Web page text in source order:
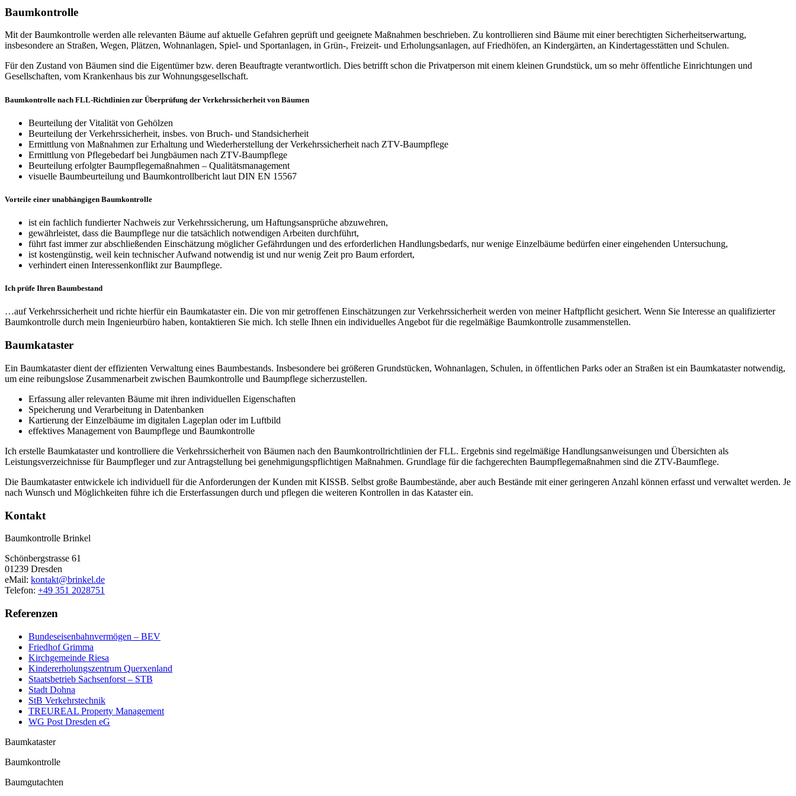
Baumkontrolle
Mit der Baumkontrolle werden alle relevanten Bäume auf aktuelle Gefahren geprüft und geeignete Maßnahmen beschrieben. Zu kontrollieren sind Bäume mit einer berechtigten Sicherheitserwartung,
insbesondere an Straßen, Wegen, Plätzen, Wohnanlagen, Spiel- und Sportanlagen, in Grün-, Freizeit- und Erholungsanlagen, auf Friedhöfen, an Kindergärten, an Kindertagesstätten und Schulen.
Für den Zustand von Bäumen sind die Eigentümer bzw. deren Beauftragte verantwortlich. Dies betrifft schon die Privatperson mit einem kleinen Grundstück, um so mehr öffentliche Einrichtungen und
Gesellschaften, vom Krankenhaus bis zur Wohnungsgesellschaft.
Baumkontrolle nach FLL-Richtlinien zur Überprüfung der Verkehrssicherheit von Bäumen
Beurteilung der Vitalität von Gehölzen
Beurteilung der Verkehrssicherheit, insbes. von Bruch- und Standsicherheit
Ermittlung von Maßnahmen zur Erhaltung und Wiederherstellung der Verkehrssicherheit nach ZTV-Baumpflege
Ermittlung von Pflegebedarf bei Jungbäumen nach ZTV-Baumpflege
Beurteilung erfolgter Baumpflegemaßnahmen – Qualitätsmanagement
visuelle Baumbeurteilung und Baumkontrollbericht laut DIN EN 15567
Vorteile einer unabhängigen Baumkontrolle
ist ein fachlich fundierter Nachweis zur Verkehrssicherung, um Haftungsansprüche abzuwehren,
gewährleistet, dass die Baumpflege nur die tatsächlich notwendigen Arbeiten durchführt,
führt fast immer zur abschließenden Einschätzung möglicher Gefährdungen und des erforderlichen Handlungsbedarfs, nur wenige Einzelbäume bedürfen einer eingehenden Untersuchung,
ist kostengünstig, weil kein technischer Aufwand notwendig ist und nur wenig Zeit pro Baum erfordert,
verhindert einen Interessenkonflikt zur Baumpflege.
Ich prüfe Ihren Baumbestand
…auf Verkehrssicherheit und richte hierfür ein Baumkataster ein. Die von mir getroffenen Einschätzungen zur Verkehrssicherheit werden von meiner Haftpflicht gesichert. Wenn Sie Interesse an qualifizierter
Baumkontrolle durch mein Ingenieurbüro haben, kontaktieren Sie mich. Ich stelle Ihnen ein individuelles Angebot für die regelmäßige Baumkontrolle zusammenstellen.
Baumkataster
Ein Baumkataster dient der effizienten Verwaltung eines Baumbestands. Insbesondere bei größeren Grundstücken, Wohnanlagen, Schulen, in öffentlichen Parks oder an Straßen ist ein Baumkataster notwendig,
um eine reibungslose Zusammenarbeit zwischen Baumkontrolle und Baumpflege sicherzustellen.
Erfassung aller relevanten Bäume mit ihren individuellen Eigenschaften
Speicherung und Verarbeitung in Datenbanken
Kartierung der Einzelbäume im digitalen Lageplan oder im Luftbild
effektives Management von Baumpflege und Baumkontrolle
Ich erstelle Baumkataster und kontrolliere die Verkehrssicherheit von Bäumen nach den Baumkontrollrichtlinien der FLL. Ergebnis sind regelmäßige Handlungsanweisungen und Übersichten als
Leistungsverzeichnisse für Baumpfleger und zur Antragstellung bei genehmigungspflichtigen Maßnahmen. Grundlage für die fachgerechten Baumpflegemaßnahmen sind die ZTV-Baumflege.
Die Baumkataster entwickele ich individuell für die Anforderungen der Kunden mit KISSB. Selbst große Baumbestände, aber auch Bestände mit einer geringeren Anzahl können erfasst und verwaltet werden. Je
nach Wunsch und Möglichkeiten führe ich die Ersterfassungen durch und pflegen die weiteren Kontrollen in das Kataster ein.
Kontakt
Baumkontrolle Brinkel
Schönbergstrasse 61
01239 Dresden
eMail: kontakt@brinkel.de
Telefon: +49 351 2028751
Referenzen
Bundeseisenbahnvermögen – BEV
Friedhof Grimma
Kirchgemeinde Riesa
Kindererholungszentrum Querxenland
Staatsbetrieb Sachsenforst – STB
Stadt Dohna
StB Verkehrstechnik
TREUREAL Property Management
WG Post Dresden eG
Baumkataster
Baumkontrolle
Baumgutachten